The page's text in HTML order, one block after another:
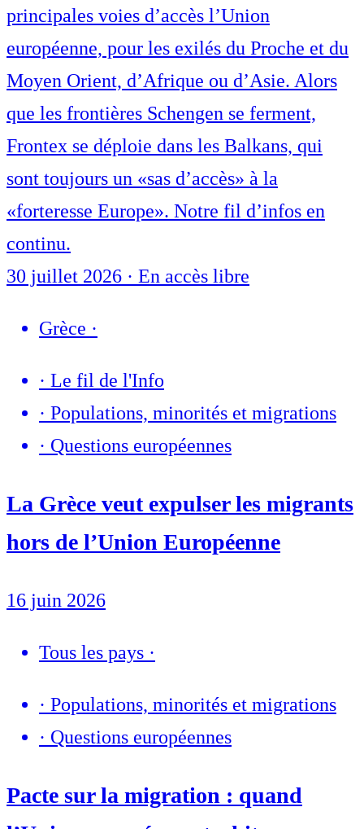
principales voies d’accès l’Union
européenne, pour les exilés du Proche et du
Moyen Orient, d’Afrique ou d’Asie. Alors
que les frontières Schengen se ferment,
Frontex se déploie dans les Balkans, qui
sont toujours un «sas d’accès» à la
«forteresse Europe». Notre fil d’infos en
continu.
30 juillet 2026 · En accès libre
Grèce ·
· Le fil de l'Info
· Populations, minorités et migrations
· Questions européennes
La Grèce veut expulser les migrants
hors de l’Union Européenne
16 juin 2026
Tous les pays ·
· Populations, minorités et migrations
· Questions européennes
Pacte sur la migration : quand